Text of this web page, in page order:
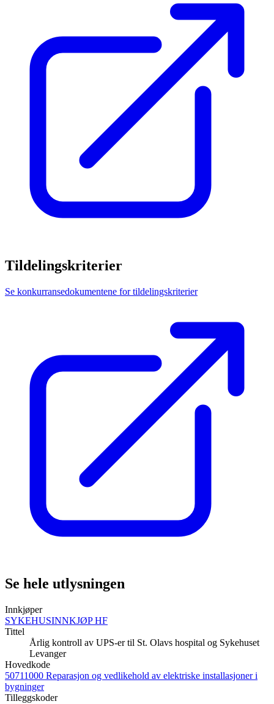
Tildelingskriterier
Se konkurransedokumentene for tildelingskriterier
Se hele utlysningen
Innkjøper
SYKEHUSINNKJØP HF
Tittel
Årlig kontroll av UPS-er til St. Olavs hospital og Sykehuset
Levanger
Hovedkode
50711000 Reparasjon og vedlikehold av elektriske installasjoner i
bygninger
Tilleggskoder